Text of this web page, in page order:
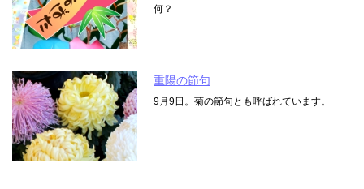
何？
重陽の節句
9月9日。菊の節句とも呼ばれています。